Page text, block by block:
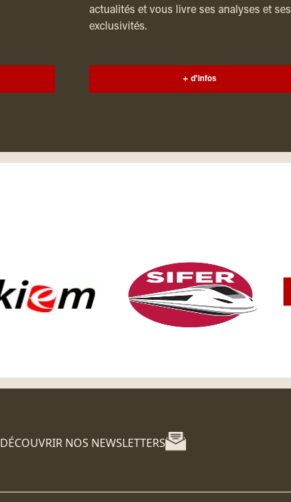
actualités et vous livre ses analyses et ses
exclusivités.
+ d'infos
DÉCOUVRIR NOS NEWSLETTERS